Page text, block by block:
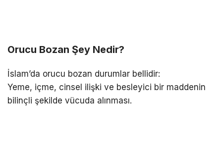
Orucu Bozan Şey Nedir?
İslam’da orucu bozan durumlar bellidir:
Yeme, içme, cinsel ilişki ve besleyici bir maddenin
bilinçli şekilde vücuda alınması.